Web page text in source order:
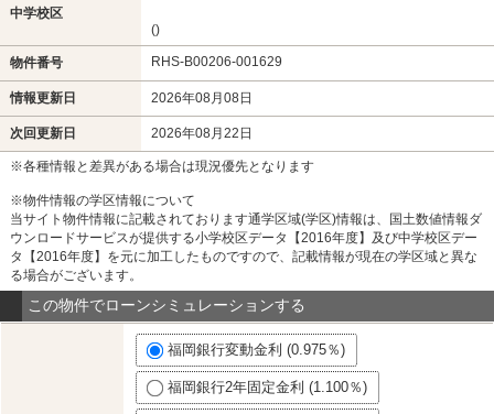
中学校区
()
物件番号 RHS-B00206-001629
情報更新日 2026年08月08日
次回更新日 2026年08月22日
※各種情報と差異がある場合は現況優先となります
※物件情報の学区情報について
当サイト物件情報に記載されております通学区域(学区)情報は、国土数値情報ダ
ウンロードサービスが提供する小学校区データ【2016年度】及び中学校区デー
タ【2016年度】を元に加工したものですので、記載情報が現在の学区域と異な
る場合がございます。
この物件でローンシミュレーションする
福岡銀行変動金利 (0.975％)
福岡銀行2年固定金利 (1.100％)